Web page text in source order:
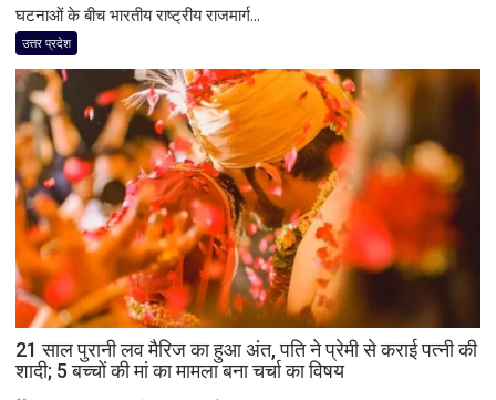
बड़ा
फैसला!
बार-
बार
धंसने
के
बाद
NHAI
ने
रोकी
टोल
वसूली,
निर्माण
घटनाओं के बीच भारतीय राष्ट्रीय राजमार्ग...
उत्तर प्रदेश
21 साल पुरानी लव मैरिज का हुआ अंत, पति ने प्रेमी से कराई पत्नी की
शादी; 5 बच्चों की मां का मामला बना चर्चा का विषय